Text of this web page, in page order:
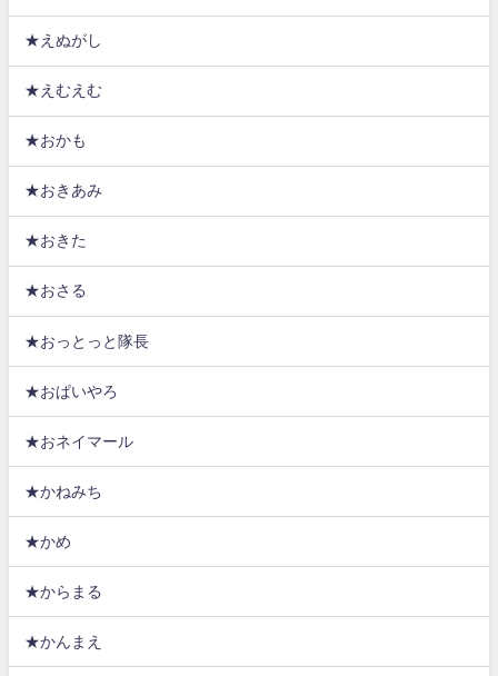
★えぬがし
★えむえむ
★おかも
★おきあみ
★おきた
★おさる
★おっとっと隊長
★おぱいやろ
★おネイマール
★かねみち
★かめ
★からまる
★かんまえ